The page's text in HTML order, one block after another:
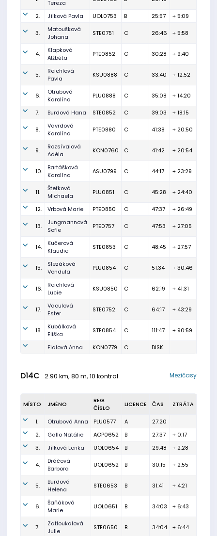
Tereza
2. Jílková Pavla UOL0753 B 25:57 + 5:09
3.
Matoušková
Johana
STE0751 C 26:46 + 5:58
4.
Klapková
Alžběta
PTE0852 C 30:28 + 9:40
5.
Reichlová
Pavla
KSU0888 C 33:40 + 12:52
6.
Otrubová
Karolína
PLU0888 C 35:08 + 14:20
7. Burdová Hana STE0852 C 39:03 + 18:15
8.
Vavrdová
Karolína
PTE0880 C 41:38 + 20:50
9.
Rozsívalová
Adéla
KON0760 C 41:42 + 20:54
10.
Bartášková
Karolína
ASU0799 C 44:17 + 23:29
11.
Štefková
Michaela
PLU0851 C 45:28 + 24:40
12. Vrbová Marie PTE0850 C 47:37 + 26:49
13.
Jungmannová
Sofie
PTE0757 C 47:53 + 27:05
14.
Kučerová
Klaudie
STE0853 C 48:45 + 27:57
15.
Slezáková
Vendula
PLU0854 C 51:34 + 30:46
16.
Reichlová
Lucie
KSU0850 C 62:19 + 41:31
17.
Vaculová
Ester
STE0752 C 64:17 + 43:29
18.
Kubálková
Eliška
STE0854 C 111:47 + 90:59
Fialová Anna KON0779 C DISK
D14C 2.90 km, 80 m, 10 kontrol Mezičasy
MÍSTO JMÉNO
REG.
ČÍSLO
LICENCE ČAS ZTRÁTA
1. Otrubová Anna PLU0577 A
27:20
2.
Gallo Natálie AOP0652 B 27:37
+ 0:17
3.
Jílková Lenka UOL0654 B 29:48 + 2:28
4.
Dráčová
Barbora
UOL0652 B 30:15 + 2:55
5.
Burdová
Helena
STE0653 B 31:41 + 4:21
6.
Šaňáková
Marie
UOL0651 B 34:03 + 6:43
7.
Zatloukalová
Julie
STE0650 B 34:04 + 6:44